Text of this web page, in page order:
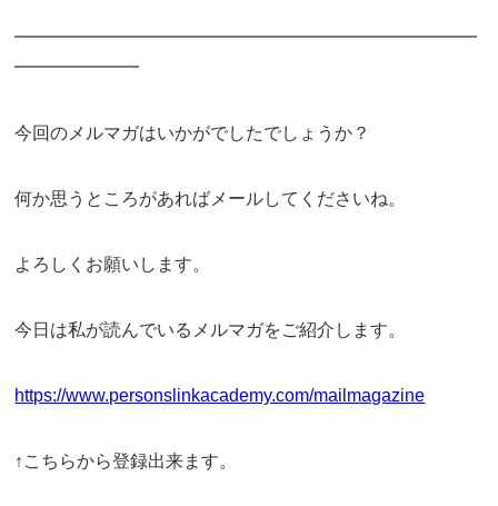
━━━━━━━━━━━━━━━━━━━━━━━━━━
━━━━━━━
今回のメルマガはいかがでしたでしょうか？
何か思うところがあればメールしてくださいね。
よろしくお願いします。
今日は私が読んでいるメルマガをご紹介します。
https://www.personslinkacademy.com/mailmagazine
↑こちらから登録出来ます。